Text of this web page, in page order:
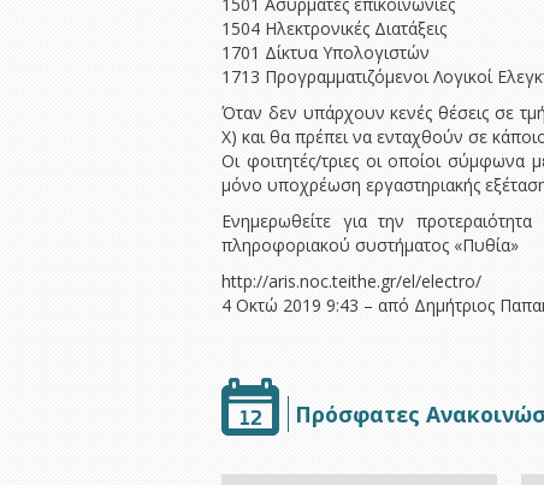
1504 Ηλεκτρονικές Διατάξεις
1701 Δίκτυα Υπολογιστών
1713 Προγραμματιζόμενοι Λογικοί
Όταν δεν υπάρχουν κενές θέσεις σε
Χ) και θα πρέπει να ενταχθούν σε
Οι φοιτητές/τριες οι οποίοι
μόνο υποχρέωση εργαστηριακής
Ενημερωθείτε για την
πληροφοριακού συστήματος «Πυθία»
http://aris.noc.teithe.gr/el/electro/
4 Οκτώ 2019 9:43 – από Δημήτριος
Πρόσφατες